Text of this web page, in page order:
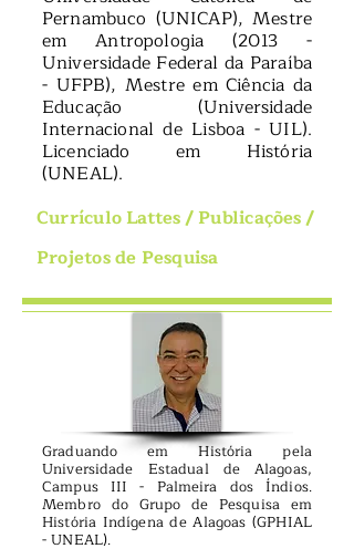
Pernambuco (UNICAP), Mestre
em Antropologia (2013 -
Universidade Federal da Paraíba
- UFPB), Mestre em Ciência da
Educação (Universidade
Internacional de Lisboa - UIL).
Licenciado em História
(UNEAL).
Currículo Lattes/Publicações/
Projetos de Pesquisa
Graduando em História pela
Universidade Estadual de Alagoas,
Campus III - Palmeira dos Índios.
Membro do Grupo de Pesquisa em
História Indígena de Alagoas (GPHIAL
- UNEAL).